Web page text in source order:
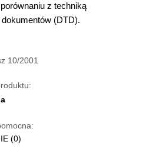
z techniką
(DTD).
10/2001
(0)